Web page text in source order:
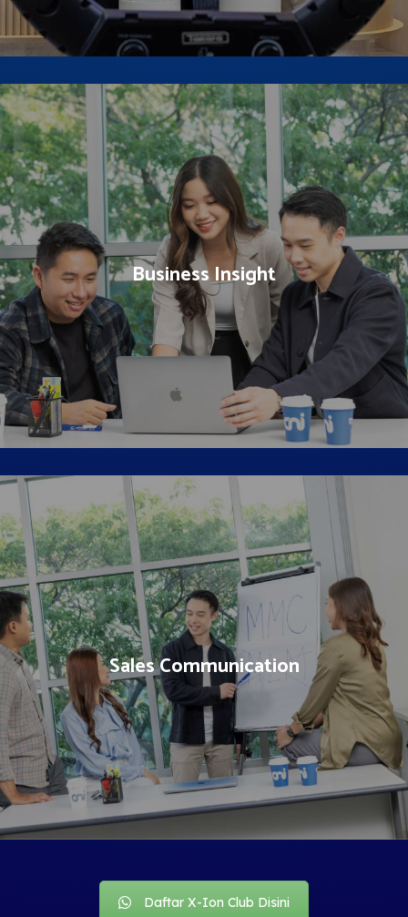
Kegiatan pelatihan agar peserta dapat meningkatkan
komunikasi secara online dan dapat meningkatkan
penjualan melalui live shopping.
Business Insight
Materi yang membahas bagaimana caranya
meningkatkan kemampuan berjualan di marketplace dan
melakukan iklan yang terukur sehingga omset meningkat
Sales Communication
Daftar X-Ion Club Disini